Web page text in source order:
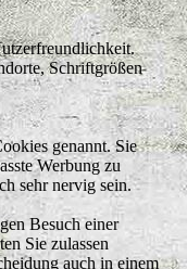
Schriftgrößen
genannt. Sie
Werbung zu
sehr nervig sein.
Besuch einer
Sie zulassen
auch in einem